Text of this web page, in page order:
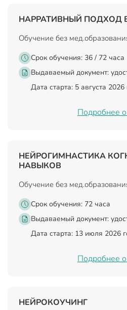
НАРРАТИВНЫЙ ПОДХОД
Обучение без
Срок обучения: 36 / 72 часа
Выдаваемый документ:
Дата старта: 5 августа 2026
Подробнее о
НЕЙРОГИМНАСТИКА
НАВЫКОВ
Обучение без
Срок обучения: 72 часа
Выдаваемый документ:
Дата старта: 13 июля 2026
Подробнее о
НЕЙРОКОУЧИНГ